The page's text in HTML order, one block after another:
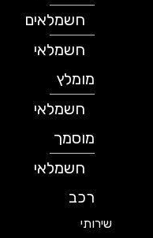
חשמלאים
חשמלאי
מומלץ
חשמלאי
מוסמך
חשמלאי
שירותי